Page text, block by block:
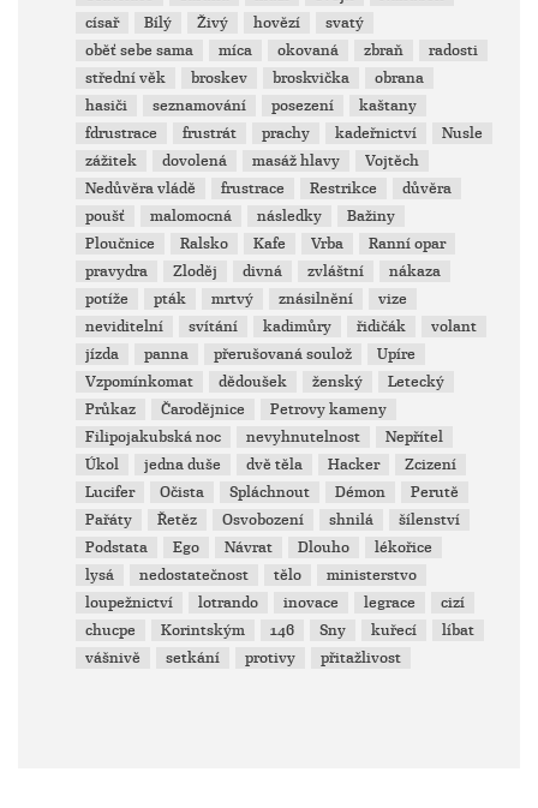
císař
Bílý Živý hovězí
svatý
oběť sebe sama
míca okovaná zbraň
radosti
střední věk
broskev broskvička
obrana
hasiči
seznamování posezení
kaštany
fdrustrace
frustrát prachy kadeřnictví
Nusle
zážitek
dovolená masáž hlavy
Vojtěch
Nedůvěra vládě
frustrace Restrikce
důvěra
poušť
malomocná následky
Bažiny
Ploučnice
Ralsko Kafe Vrba
Ranní opar
pravydra
Zloděj divná zvláštní
nákaza
potíže
pták mrtvý znásilnění
vize
neviditelní
svítání kadimůry řidičák
volant
jízda
panna přerušovaná soulož
Upíre
Vzpomínkomat
dědoušek ženský
Letecký
Průkaz
Čarodějnice
Petrovy kameny
Filipojakubská noc
nevyhnutelnost
Nepřítel
Úkol
jedna duše dvě těla Hacker
Zcizení
Lucifer
Očista Spláchnout Démon
Perutě
Pařáty
Řetěz Osvobození shnilá
šílenství
Podstata
Ego Návrat Dlouho
lékořice
lysá
nedostatečnost tělo
ministerstvo
loupežnictví
lotrando inovace legrace
cizí
chucpe
Korintským 146 Sny kuřecí
líbat
vášnivě
setkání protivy přitažlivost